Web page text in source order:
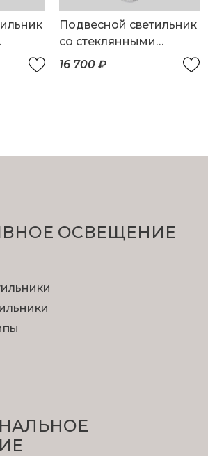
Подвесной светильник
со стеклянными
плафонами
16 700 ₽
ОСВЕЩЕНИЕ